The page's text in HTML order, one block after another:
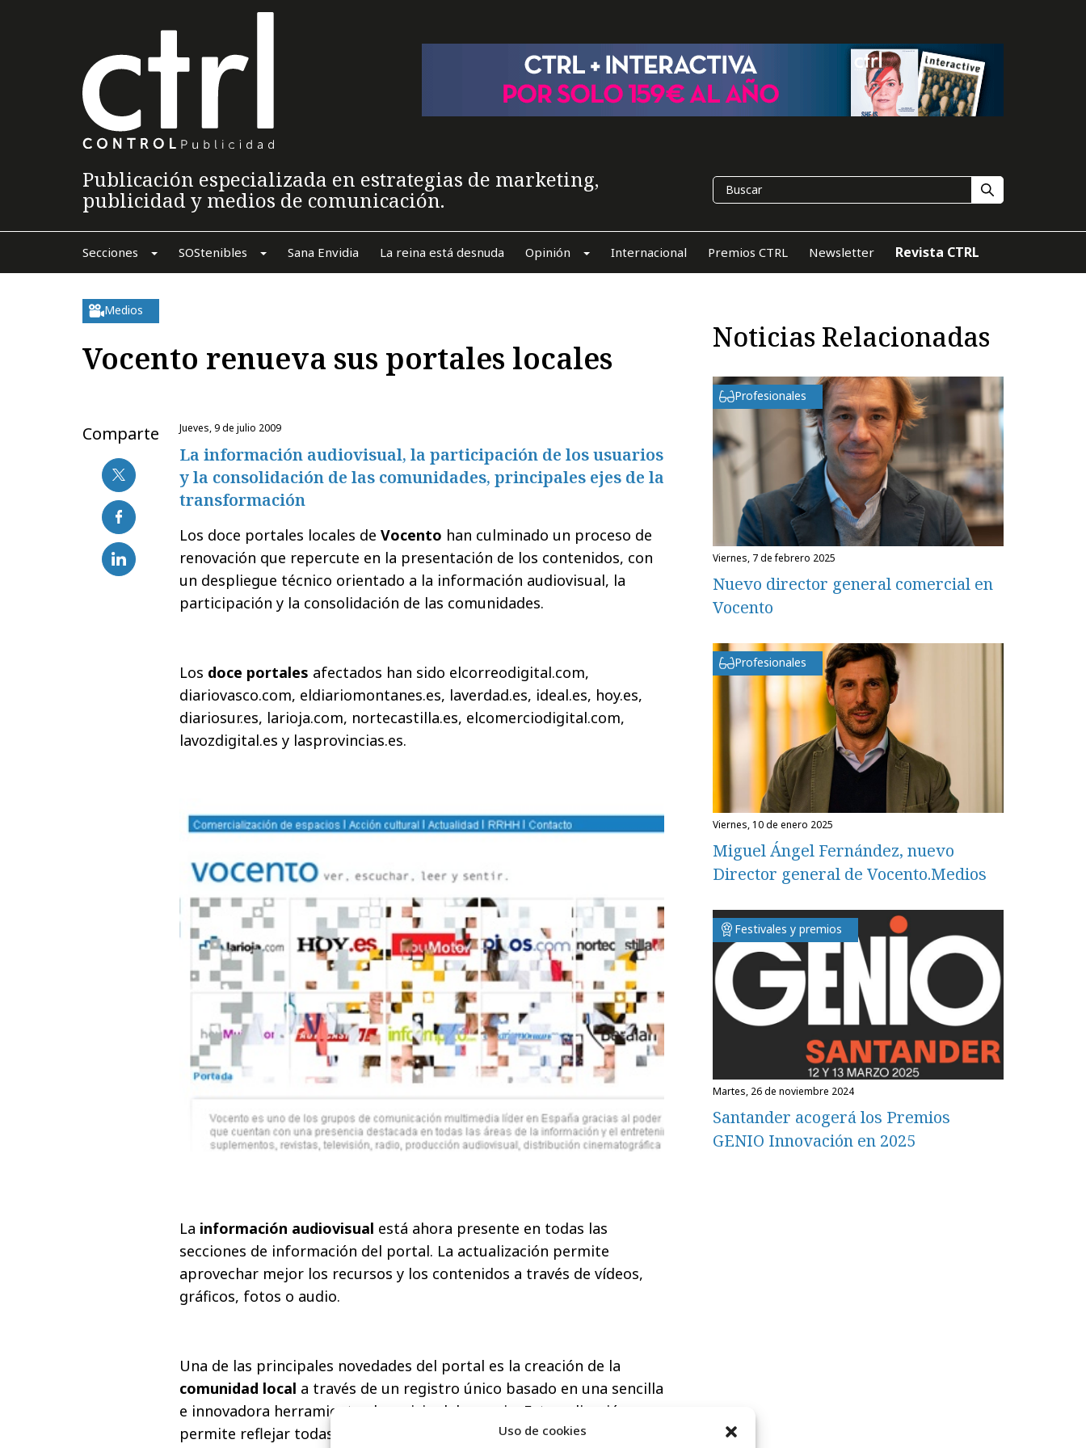
Uso de cookies
Publicación especializada en estrategias de marketing,
publicidad y medios de comunicación.
Secciones SOStenibles Sana Envidia La reina está desnuda Opinión Internacional Premios CTRL Newsletter Revista CTRL
Medios
Vocento renueva sus portales locales
Comparte jueves, 9 de julio 2009
La información audiovisual, la participación de los usuarios
y la consolidación de las comunidades, principales ejes de la
transformación
Los doce portales locales de Vocento han culminado un proceso de
renovación que repercute en la presentación de los contenidos, con
un despliegue técnico orientado a la información audiovisual, la
participación y la consolidación de las comunidades.
Los doce portales afectados han sido elcorreodigital.com,
diariovasco.com, eldiariomontanes.es, laverdad.es, ideal.es, hoy.es,
diariosur.es, larioja.com, nortecastilla.es, elcomerciodigital.com,
lavozdigital.es y lasprovincias.es.
La información audiovisual está ahora presente en todas las
secciones de información del portal. La actualización permite
aprovechar mejor los recursos y los contenidos a través de vídeos,
gráficos, fotos o audio.
Una de las principales novedades del portal es la creación de la
comunidad local a través de un registro único basado en una sencilla
e innovadora herramienta al servicio del usuario. Esta aplicación
permite reflejar todas las actividades que los usuarios realizan en el
Noticias Relacionadas
Profesionales
viernes, 7 de febrero 2025
Nuevo director general comercial en
Vocento
Profesionales
viernes, 10 de enero 2025
Miguel Ángel Fernández, nuevo
Director general de Vocento.Medios
Festivales y premios
martes, 26 de noviembre 2024
Santander acogerá los Premios
GENIO Innovación en 2025